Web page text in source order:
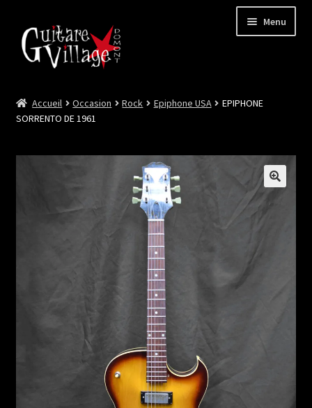
Menu
Neuf
le
menu
enfant
Accueil Occasion Rock Epiphone USA
EPIPHONE
SORRENTO DE 1961